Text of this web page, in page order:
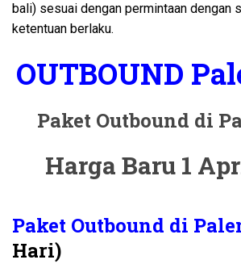
bali) sesuai dengan permintaan dengan
ketentuan berlaku.
OUTBOUND
Paket Outbound di
Harga Baru 1
Paket Outbound di
Hari)